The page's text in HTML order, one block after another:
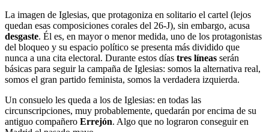
La imagen de Iglesias, que protagoniza en solitario el cartel (lejos
quedan esas composiciones corales del 26-J), sin embargo, acusa
desgaste. Él es, en mayor o menor medida, uno de los protagonistas
del bloqueo y su espacio político se presenta más dividido que
nunca a una cita electoral. Durante estos días tres líneas serán
básicas para seguir la campaña de Iglesias: somos la alternativa real,
somos el gran partido feminista, somos la verdadera izquierda.
Un consuelo les queda a los de Iglesias: en todas las
circunscripciones, muy probablemente, quedarán por encima de su
antiguo compañero Errejón. Algo que no lograron conseguir en